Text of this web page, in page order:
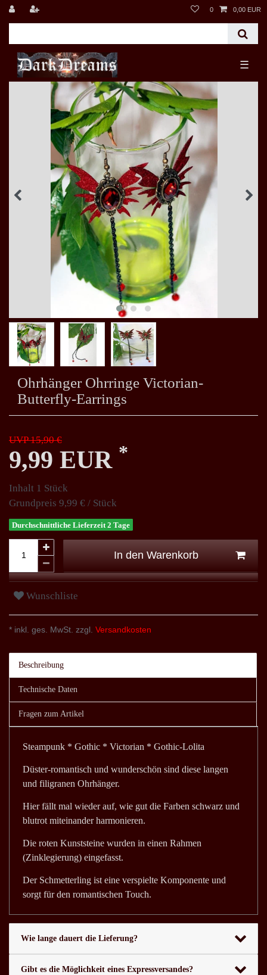
0 0,00 EUR
☰
Ohrhänger Ohrringe Victorian-
Butterfly-Earrings
UVP 15,90 €
9,99 EUR *
Inhalt 1 Stück
Grundpreis 9,99 € / Stück
Durchschnittliche Lieferzeit 2 Tage
In den Warenkorb
Wunschliste
* inkl. ges. MwSt. zzgl. Versandkosten
Beschreibung
Technische Daten
Fragen zum Artikel
Steampunk * Gothic * Victorian * Gothic-Lolita
Düster-romantisch und wunderschön sind diese langen
und filigranen Ohrhänger.
Hier fällt mal wieder auf, wie gut die Farben schwarz und
blutrot miteinander harmonieren.
Die roten Kunststeine wurden in einen Rahmen
(Zinklegierung) eingefasst.
Der Schmetterling ist eine verspielte Komponente und
sorgt für den romantischen Touch.
Wie lange dauert die Lieferung?
Gibt es die Möglichkeit eines Expressversandes?